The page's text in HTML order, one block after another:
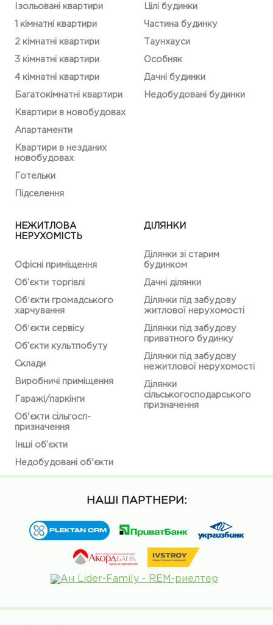
Ізольовані квартири
1 кімнатні квартири
2 кімнатні квартири
3 кімнатні квартири
4 кімнатні квартири
Багатокімнатні квартири
Квартири в новобудовах
Апартаменти
Квартири в незданих
новобудовах
Готельки
Підселення
Цілі будинки
Частина будинку
Таунхауси
Особняк
Дачні будинки
Недобудовані будинки
НЕЖИТЛОВА
НЕРУХОМІСТЬ
Офісні приміщення
Об’єкти торгівлі
Обʼєкти громадського
харчування
Обʼєкти сервісу
Об’єкти культпобуту
Склади
Виробничі приміщення
Гаражі/паркінги
Об'єкти сільгосп-
призначення
Інші об’єкти
Недобудовані об'єкти
ДІЛЯНКИ
Ділянки зі старим
будинком
Дачні ділянки
Ділянки під забудову
житлової нерухомості
Ділянки під забудову
приватного будинку
Ділянки під забудову
нежитлової нерухомості
Ділянки
сільськогосподарського
призначення
НАШІ ПАРТНЕРИ: